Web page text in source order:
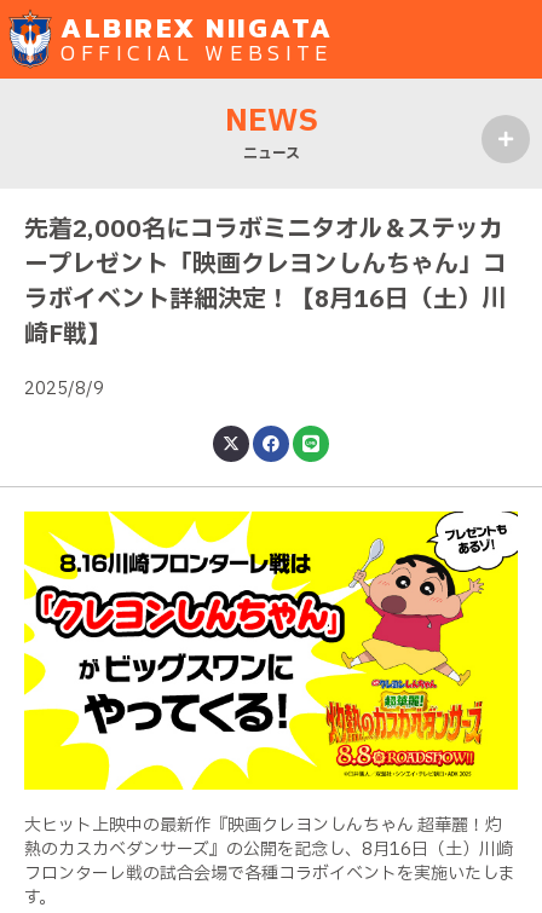
ALBIREX NIIGATA
OFFICIAL WEBSITE
NEWS
ニュース
先着2,000名にコラボミニタオル＆ステッカ
ープレゼント「映画クレヨンしんちゃん」コ
ラボイベント詳細決定！【8月16日（土）川
崎F戦】
2025/8/9
大ヒット上映中の最新作『映画クレヨンしんちゃん 超華麗！灼
熱のカスカベダンサーズ』の公開を記念し、 8月16日（土）川崎
フロンターレ戦の試合会場で各種コラボイベントを実施いたしま
す。